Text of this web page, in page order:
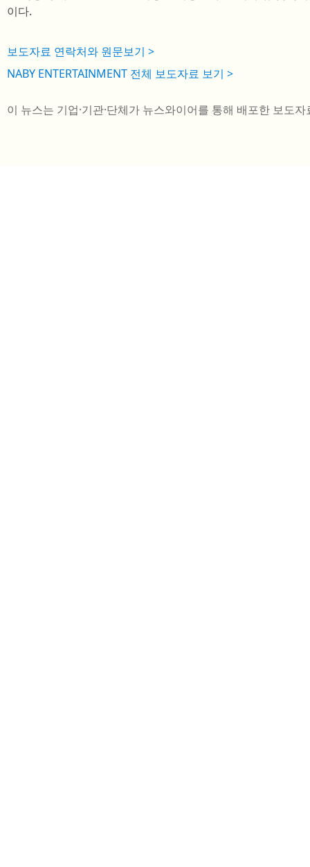
이다.
보도자료 연락처와 원문보기 >
NABY ENTERTAINMENT 전체 보도자료 보기 >
이 뉴스는 기업·기관·단체가 뉴스와이어를 통해 배포한 보도